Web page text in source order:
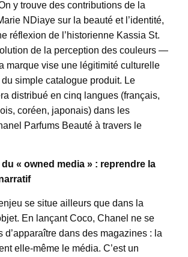
y trouve des contributions de la
NDiaye sur la beauté et l’identité,
réflexion de l’historienne Kassia St.
de la perception des couleurs —
marque vise une légitimité culturelle
simple catalogue produit. Le
distribué en cinq langues (français,
coréen, japonais) dans les
Parfums Beauté à travers le
du « owned media » : reprendre la
se situe ailleurs que dans la
En lançant Coco, Chanel ne se
d’apparaître dans des magazines : la
elle-même le média. C’est un